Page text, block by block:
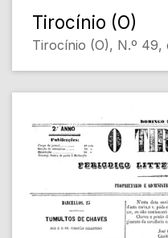
Tirocínio (O)
Tirocínio (O), N.º 49,